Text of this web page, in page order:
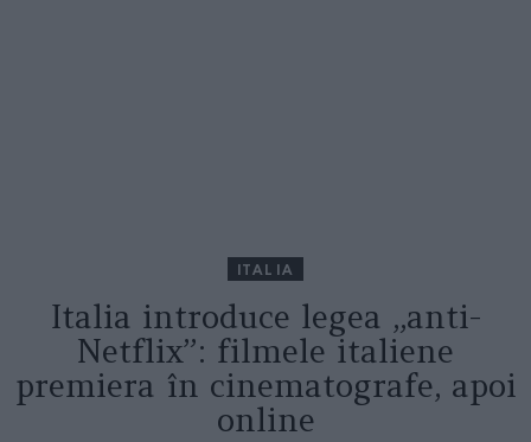
ITALIA
Italia introduce legea „anti-
Netflix”: filmele italiene
premiera în cinematografe, apoi
online